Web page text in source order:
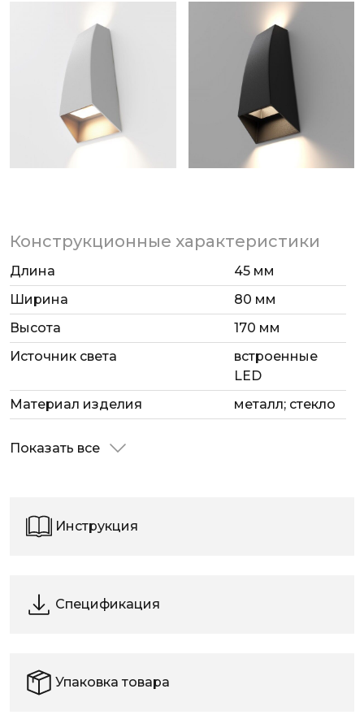
работать в широком температурном диапазоне.
Конструкционные характеристики
Длина
45 мм
Ширина
80 мм
Высота
170 мм
Источник света
встроенные
LED
Материал изделия
металл; стекло
Показать все
Инструкция
Спецификация
Упаковка товара